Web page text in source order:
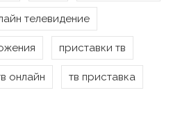
телевидение
приставки тв
онлайн тв приставка